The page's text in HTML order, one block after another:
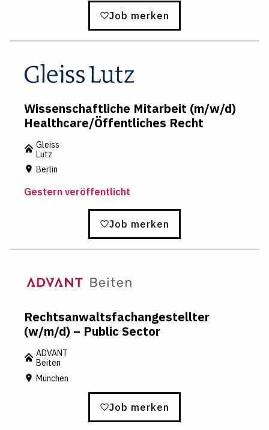
Job merken
Wissenschaftliche Mitarbeit (m/w/d)
Healthcare/Öffentliches Recht
Gleiss
Lutz
Berlin
Gestern veröffentlicht
Job merken
Rechtsanwaltsfachangestellter
(w/m/d) – Public Sector
ADVANT
Beiten
München
Job merken